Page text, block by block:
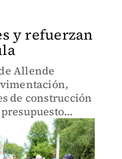
y refuerzan
Allende
de construcción
básica.